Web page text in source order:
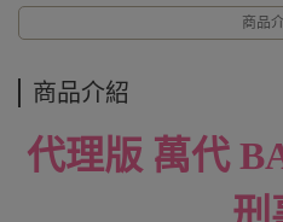
商品
商品介紹
代理版 萬代